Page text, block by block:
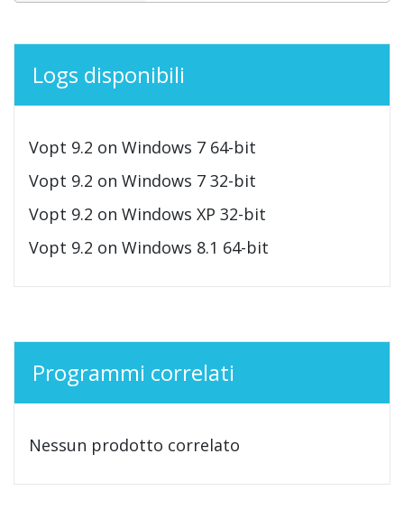
Logs disponibili
Vopt 9.2 on Windows 7 64-bit
Vopt 9.2 on Windows 7 32-bit
Vopt 9.2 on Windows XP 32-bit
Vopt 9.2 on Windows 8.1 64-bit
Programmi correlati
Nessun prodotto correlato